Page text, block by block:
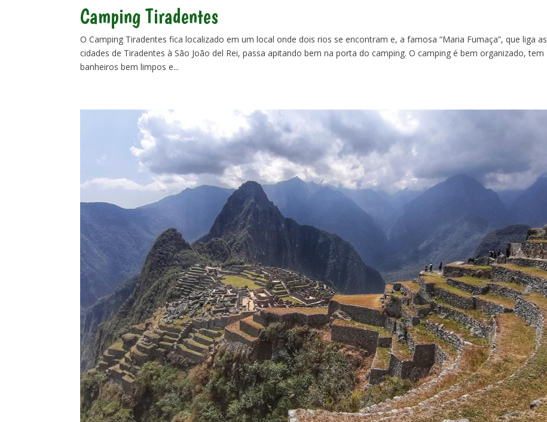
Camping Tiradentes
O Camping Tiradentes fica localizado em um local onde dois rios se encontram e, a famosa “Maria Fumaça”, que liga as
cidades de Tiradentes à São João del Rei, passa apitando bem na porta do camping. O camping é bem organizado, tem
banheiros bem limpos e...